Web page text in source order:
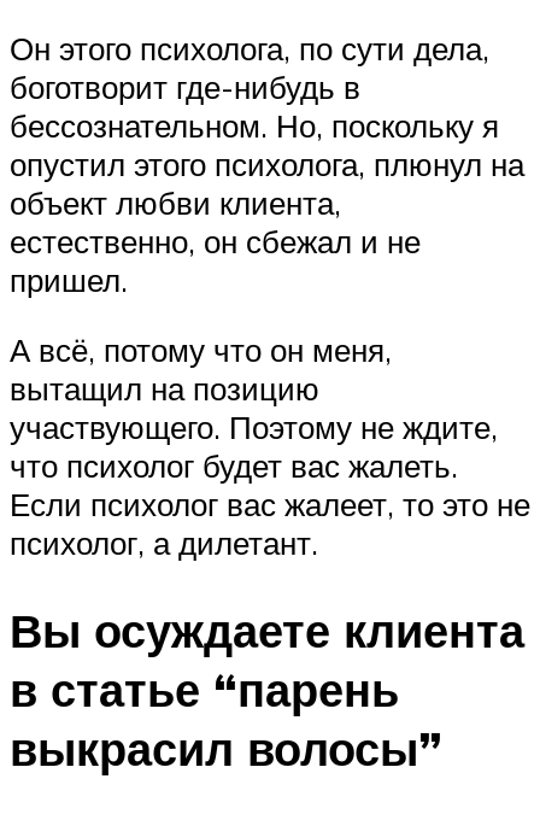
Он этого психолога, по сути дела,
боготворит где-нибудь в
бессознательном. Но, поскольку я
опустил этого психолога, плюнул на
объект любви клиента,
естественно, он сбежал и не
пришел.
А всё, потому что он меня,
вытащил на позицию
участвующего. Поэтому не ждите,
что психолог будет вас жалеть.
Если психолог вас жалеет, то это не
психолог, а дилетант.
Вы осуждаете клиента
в статье “парень
выкрасил волосы”